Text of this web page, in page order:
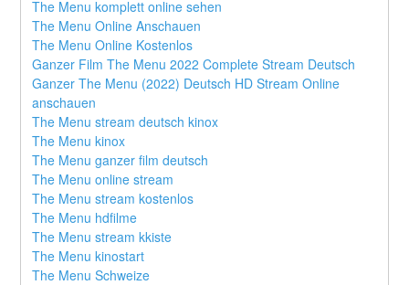
The Menu komplett online sehen
The Menu Online Anschauen
The Menu Online Kostenlos
Ganzer Film The Menu 2022 Complete Stream Deutsch
Ganzer The Menu (2022) Deutsch HD Stream Online
anschauen
The Menu stream deutsch kinox
The Menu kinox
The Menu ganzer film deutsch
The Menu online stream
The Menu stream kostenlos
The Menu hdfilme
The Menu stream kkiste
The Menu kinostart
The Menu Schweize